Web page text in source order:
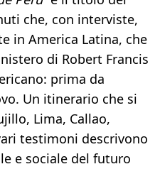
che, con interviste,
in America Latina, che
di Robert Francis
prima da
Un itinerario che si
Lima, Callao,
testimoni descrivono
e sociale del futuro